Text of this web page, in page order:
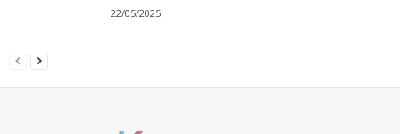
22/05/2025